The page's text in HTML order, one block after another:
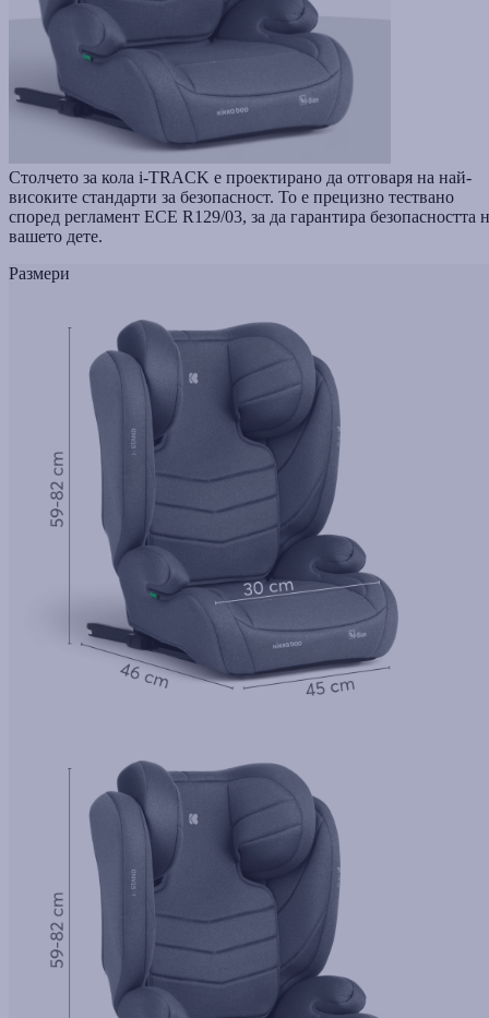
Столчето за кола i-TRACK е проектирано да отговаря на най-
високите стандарти за безопасност. То е прецизно тествано
според регламент ECE R129/03, за да гарантира безопасността
вашето дете.
Размери